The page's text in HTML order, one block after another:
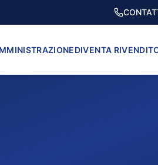
DIVENTA